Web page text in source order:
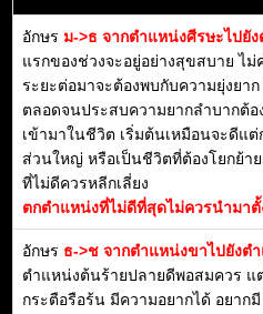
อักษร ม->ธ จากตำแหน่งศีรษะไปยั
แรกของช่วงจะอยู่อย่างสุขสบาย ไ
ระยะต่อมาจะต้องพบกับความยุ่งย
ตลอดจนประสบความยากลำบากต้อ
เข้ามาในชีวิต เริ่มต้นเหมือนจะดีแ
ส่วนใหญ่ หรือเป็นชีวิตที่ต้องโยกย้า
ที่ไม่ดีควรหลีกเลี่ยง
ตกตำแหน่งที่ไม่ดีที่สุดไม่ควรนำมา
อักษร ธ->ช จากตำแหน่งขาไปยังต
ตำแหน่งต้นร้ายปลายดีพอสมควร แ
กระตือรือร้น มีความอยากได้ อยา